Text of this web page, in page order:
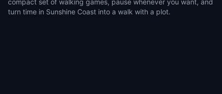
compact set of walking games, pause whenever you want, and
turn time in Sunshine Coast into a walk with a plot.